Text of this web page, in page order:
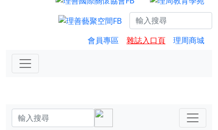
會員專區 雜誌入口頁 理周商城